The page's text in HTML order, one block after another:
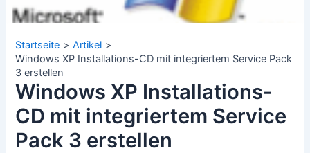
Startseite
Artikel
Windows XP Installations-CD mit integriertem Service Pack
3 erstellen
Windows XP Installations-
CD mit integriertem Service
Pack 3 erstellen